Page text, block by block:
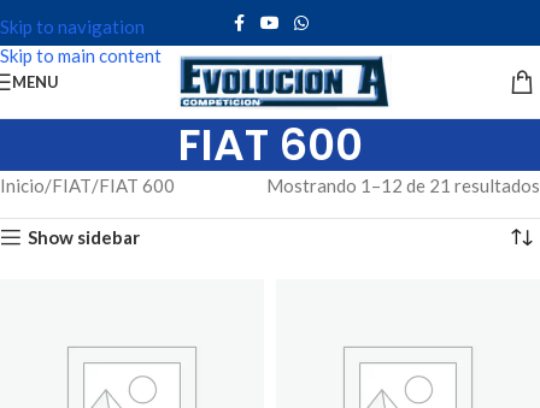
Skip to navigation
Skip to main content
MENU
FIAT 600
Inicio FIAT FIAT 600 Mostrando 1–12 de 21 resultados
Show sidebar